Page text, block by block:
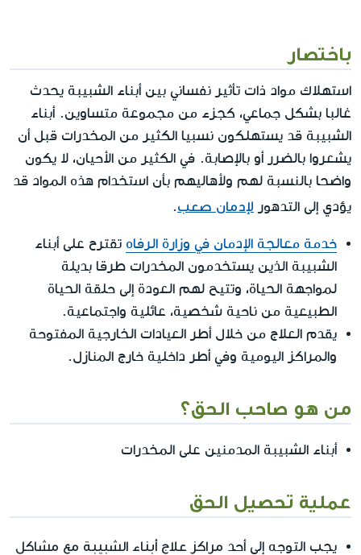
باختصار
استهلاك مواد ذات تأثير نفساني بين أبناء الشبيبة يحدث
غالبا بشكل جماعي، كجزء من مجموعة متساوين. أبناء
الشبيبة قد يستهلكون نسبيا الكثير من المخدرات قبل أن
يشعروا بالضرر أو بالإصابة. في الكثير من الأحيان، لا يكون
واضحا بالنسبة لهم ولأهاليهم بأن استخدام هذه المواد قد
يؤدي إلى التدهور لإدمان صعب.
خدمة معالجة الإدمان في وزارة الرفاه تقترح على أبناء
الشبيبة الذين يستخدمون المخدرات طرقا بديلة
لمواجهة الحياة، وتتيح لهم العودة إلى حلقة الحياة
الطبيعية من ناحية شخصية، عائلية واجتماعية.
يقدم العلاج من خلال أطر العيادات الخارجية المفتوحة
والمراكز اليومية وفي أطر داخلية خارج المنازل.
من هو صاحب الحق؟
أبناء الشبيبة المدمنين على المخدرات
عملية تحصيل الحق
يجب التوجه إلى أحد مراكز علاج أبناء الشبيبة مع مشاكل